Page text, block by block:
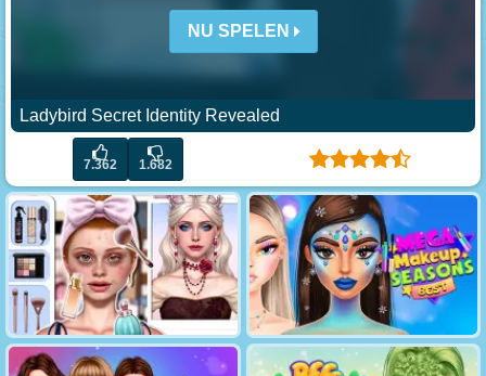
NU SPELEN
Ladybird Secret Identity Revealed
7.362 1.682